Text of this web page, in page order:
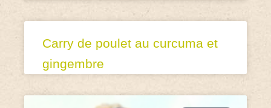
Carry de poulet au curcuma et
gingembre